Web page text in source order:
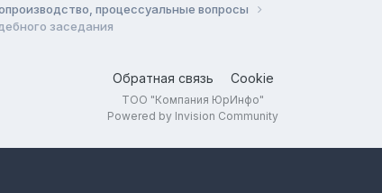
процессуальные вопросы
заседания
Обратная связь Cookie
ТОО "Компания ЮрИнфо"
Powered by Invision Community